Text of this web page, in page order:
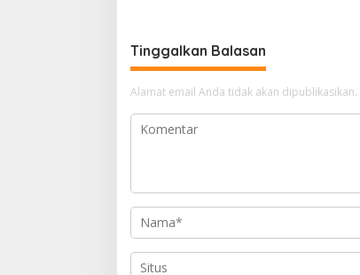
Tinggalkan Balasan
Alamat email Anda tidak akan dipublikasikan.